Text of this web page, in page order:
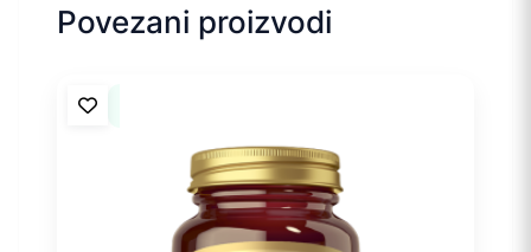
Povezani proizvodi